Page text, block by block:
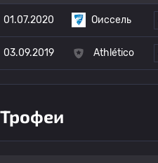
01.07.2020 Оиссель
03.09.2019 Athlético
Трофеи